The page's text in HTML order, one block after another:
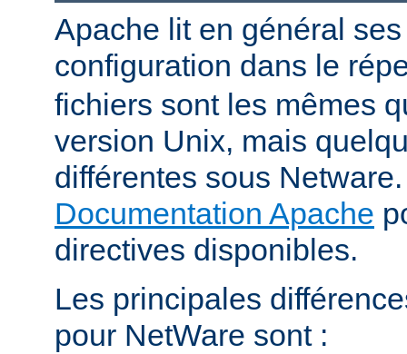
Apache lit en général
configuration dans le
fichiers sont les mêmes
version Unix, mais
différentes sous
Documentation Apache
directives disponibles.
Les principales
pour NetWare sont :